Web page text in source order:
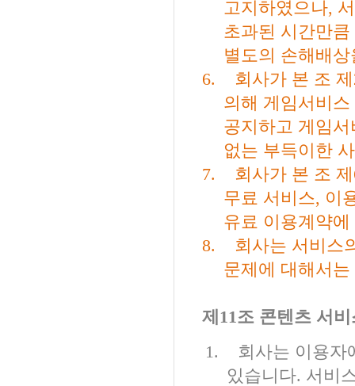
고지하였으나,
초과된 시간만
별도의 손해배
6.
회사가 본 조 제
의해 게임서비
공지하고 게임
없는 부득이한
7.
회사가 본 조 제
무료 서비스, 이
유료 이용계약
8.
회사는 서비스
문제에 대해서
제 11조 콘텐츠 서비
1.
회사는 이용자
있습니다. 서비